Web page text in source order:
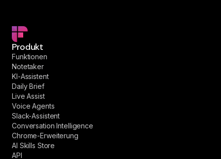
Produkt
Funktionen
Notetaker
KI-Assistent
Daily Brief
Live Assist
Voice Agents
Slack-Assistent
Conversation Intelligence
Chrome-Erweiterung
AI Skills Store
API